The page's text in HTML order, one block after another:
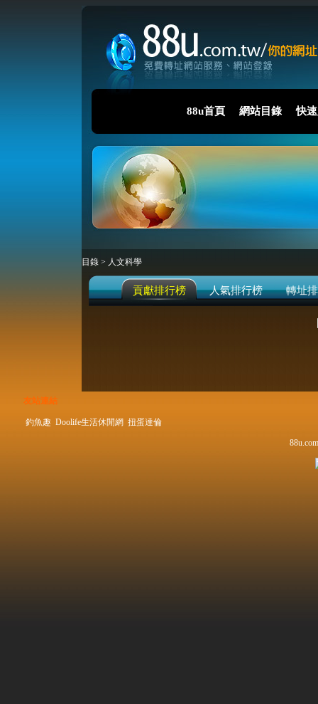
88u首頁 網站目錄 快
目錄 > 人文科學
貢獻排行榜 人氣排行榜 轉址
友站連結
釣魚趣 Doolife生活休閒網 扭蛋達倫